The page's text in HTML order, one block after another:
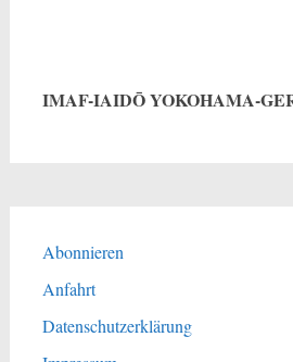
IMAF-IAIDŌ YOKOHAMA-
Abonnieren
Anfahrt
Datenschutzerklärung